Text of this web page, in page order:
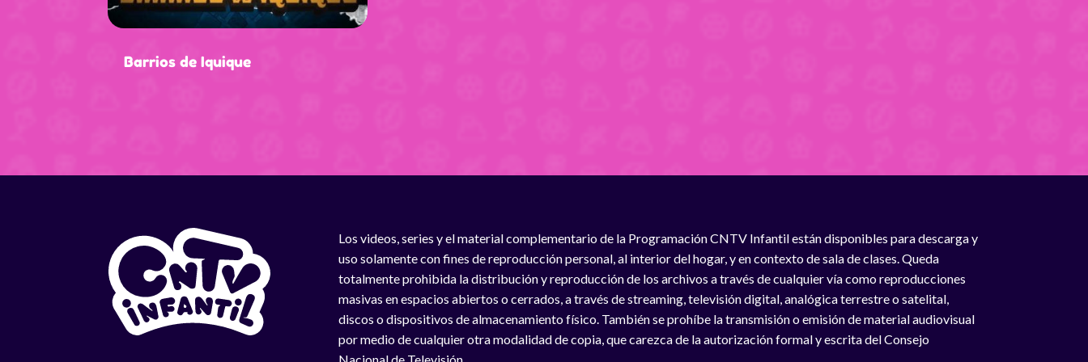
Barrios de Iquique
Los videos, series y el material complementario de la Programación CNTV Infantil están disponibles para descarga y
uso solamente con fines de reproducción personal, al interior del hogar, y en contexto de sala de clases. Queda
totalmente prohibida la distribución y reproducción de los archivos a través de cualquier vía como reproducciones
masivas en espacios abiertos o cerrados, a través de streaming, televisión digital, analógica terrestre o satelital,
discos o dispositivos de almacenamiento físico. También se prohíbe la transmisión o emisión de material audiovisual
por medio de cualquier otra modalidad de copia, que carezca de la autorización formal y escrita del Consejo